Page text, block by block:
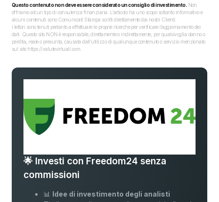
Questo contenuto non deve essere considerato un consiglio di investimento. Non
offriamo alcun tipo di consulenza finanziaria. L’articolo ha uno scopo soltanto informativo e
alcuni contenuti sono Comunicati Stampa scritti direttamente dai nostri Clienti.
I lettori sono tenuti pertanto a effettuare le proprie ricerche per verificare l’aggiornamento dei
dati. Questo sito NON è responsabile, direttamente o indirettamente, per qualsivoglia danno o
perdita, reale o presunta, causata dall'utilizzo di qualunque contenuto o servizio menzionato
sul sito https://valutevirtuali.com.
🌟 Investi con Freedom24 senza
commissioni
📊 Idee di investimento degli analisti